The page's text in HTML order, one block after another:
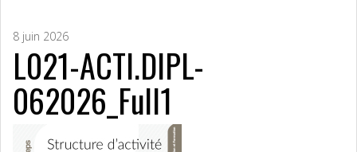
8 juin 2026
L021-ACTI.DIPL-
062026_Full1